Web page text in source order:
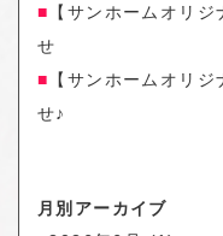
【サンホームオリ
せ
【サンホームオリ
せ♪
月別アーカイブ